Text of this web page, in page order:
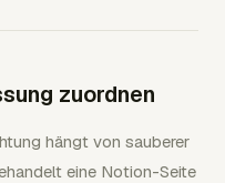
zuordnen
hängt von sauberer
eine Notion-Seite